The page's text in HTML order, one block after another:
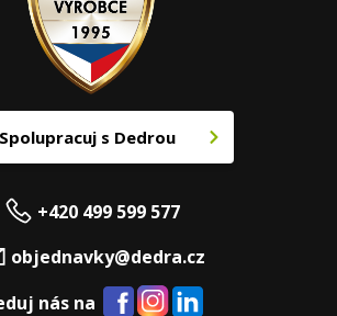
Spolupracuj s Dedrou
+420 499 599 577
objednavky@dedra.cz
nás na